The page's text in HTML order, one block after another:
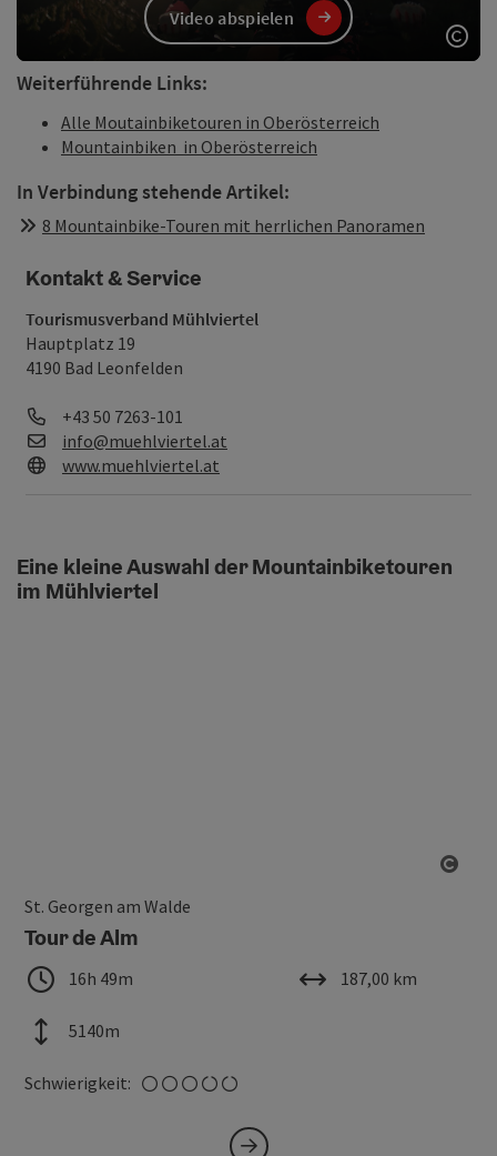
Video abspielen
Weiterführende Links:
Alle Moutainbiketouren in Oberösterreich
Mountainbiken in Oberösterreich
In Verbindung stehende Artikel:
8 Mountainbike-Touren mit herrlichen Panoramen
Kontakt & Service
Tourismusverband Mühlviertel
Hauptplatz 19
4190 Bad Leonfelden
Telefon
+43 50 7263-101
E-Mail
info@muehlviertel.at
Web
www.muehlviertel.at
Eine kleine Auswahl der Mountainbiketouren
im Mühlviertel
St. Georgen am Walde
Tour de Alm
Dauer 16h 49m
Höhenmeter
5140m
Länge 187,00 km
Schwierigkeit: mittel